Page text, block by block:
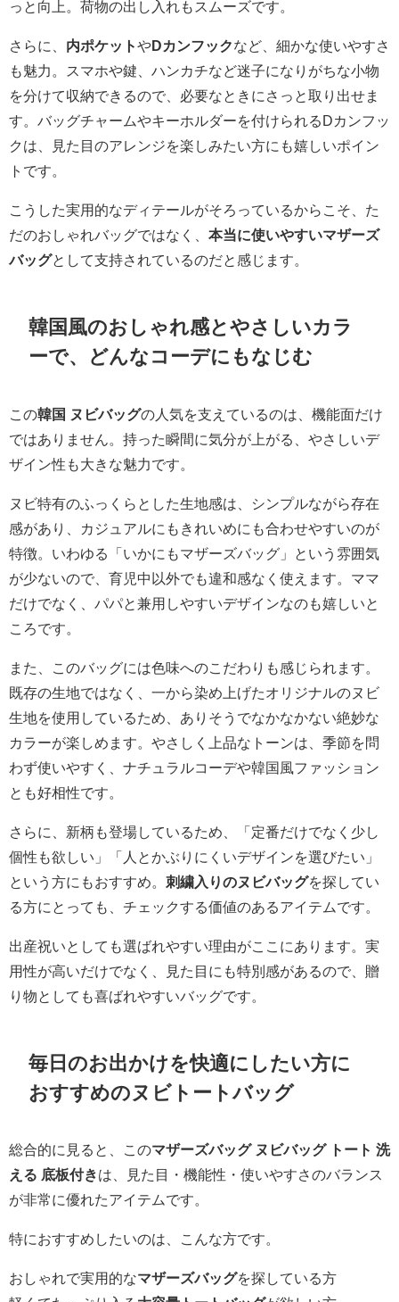
っと向上。荷物の出し入れもスムーズです。
さらに、 内ポケットやDカンフックなど、細かな使いやすさ
も魅力。スマホや鍵、ハンカチなど迷子になりがちな小物
を分けて収納できるので、必要なときにさっと取り出せま
す。バッグチャームやキーホルダーを付けられるDカンフッ
クは、見た目のアレンジを楽しみたい方にも嬉しいポイン
トです。
こうした実用的なディテールがそろっているからこそ、た
だのおしゃれバッグではなく、 本当に使いやすいマザーズ
バッグとして支持されているのだと感じます。
韓国風のおしゃれ感とやさしいカラ
ーで、どんなコーデにもなじむ
この韓国 ヌビバッグの人気を支えているのは、機能面だけ
ではありません。持った瞬間に気分が上がる、やさしいデ
ザイン性も大きな魅力です。
ヌビ特有のふっくらとした生地感は、シンプルながら存在
感があり、カジュアルにもきれいめにも合わせやすいのが
特徴。いわゆる「いかにもマザーズバッグ」という雰囲気
が少ないので、育児中以外でも違和感なく使えます。ママ
だけでなく、パパと兼用しやすいデザインなのも嬉しいと
ころです。
また、このバッグには色味へのこだわりも感じられます。
既存の生地ではなく、一から染め上げたオリジナルのヌビ
生地を使用しているため、ありそうでなかなかない絶妙な
カラーが楽しめます。やさしく上品なトーンは、季節を問
わず使いやすく、ナチュラルコーデや韓国風ファッション
とも好相性です。
さらに、新柄も登場しているため、「定番だけでなく少し
個性も欲しい」「人とかぶりにくいデザインを選びたい」
という方にもおすすめ。 刺繍入りのヌビバッグを探してい
る方にとっても、チェックする価値のあるアイテムです。
出産祝いとしても選ばれやすい理由がここにあります。実
用性が高いだけでなく、見た目にも特別感があるので、贈
り物としても喜ばれやすいバッグです。
毎日のお出かけを快適にしたい方に
おすすめのヌビトートバッグ
総合的に見ると、このマザーズバッグ ヌビバッグ トート 洗
える 底板付きは、見た目・機能性・使いやすさのバランス
が非常に優れたアイテムです。
特におすすめしたいのは、こんな方です。
おしゃれで実用的なマザーズバッグを探している方